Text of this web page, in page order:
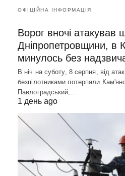
ОФІЦІЙНА ІНФОРМАЦІЯ
Ворог вночі атакував
Дніпропетровщини, в
минулось без
В ніч на суботу, 8 серпня, від
безпілотниками потерпали
Павлоградський,…
1 день ago